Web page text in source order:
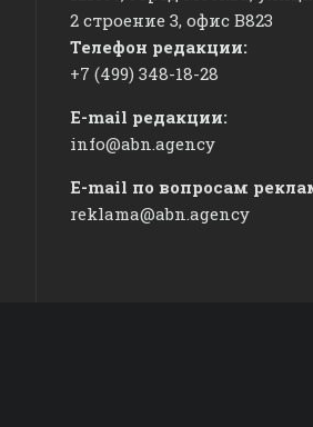
2 строение 3, офис ​В823
Телефон редакции:
+7 (499) 348-18-28
E-mail редакции:
info@abn.agency
E-mail по вопросам
reklama@abn.agency